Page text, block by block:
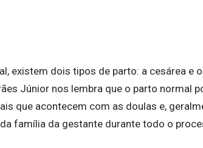
existem dois tipos de parto: a cesárea e
Júnior nos lembra que o parto normal
que acontecem com as doulas e,
família da gestante durante todo o